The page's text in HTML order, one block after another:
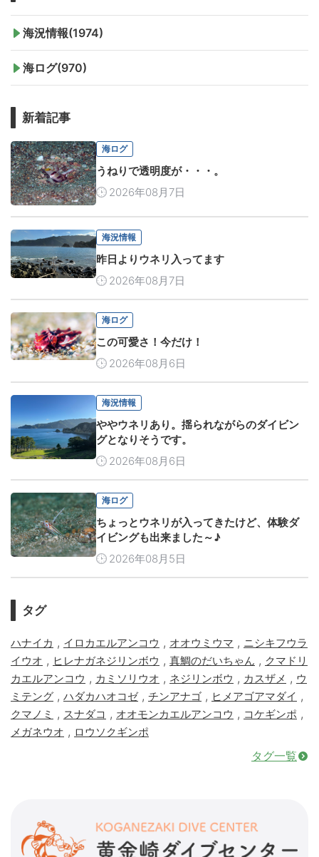
海況情報(1974)
海ログ(970)
新着記事
海ログ
うねりで透明度が・・・。
2026年08月7日
海況情報
昨日よりウネリ入ってます
2026年08月7日
海ログ
この可愛さ！今だけ！
2026年08月6日
海況情報
ややウネリあり。揺られながらのダイビン
グとなりそうです。
2026年08月6日
海ログ
ちょっとウネリが入ってきたけど、体験ダ
イビングも出来ました～♪
2026年08月5日
タグ
ハナイカ , イロカエルアンコウ , オオウミウマ , ニシキフウラ
イウオ , ヒレナガネジリンボウ , 真鯛のだいちゃん , クマドリ
カエルアンコウ , カミソリウオ , ネジリンボウ , カスザメ , ウ
ミテング , ハダカハオコゼ, チンアナゴ , ヒメアゴアマダイ ,
クマノミ , スナダコ , オオモンカエルアンコウ , コケギンポ ,
メガネウオ , ロウソクギンポ
タグ一覧